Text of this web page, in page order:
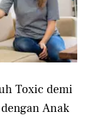
Toxic demi
Anak